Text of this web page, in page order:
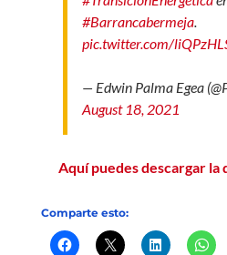
#Barrancabermeja.
pic.twitter.com/
— Edwin Palma Egea
August 18, 2021
Aquí puedes descargar la
Comparte esto: